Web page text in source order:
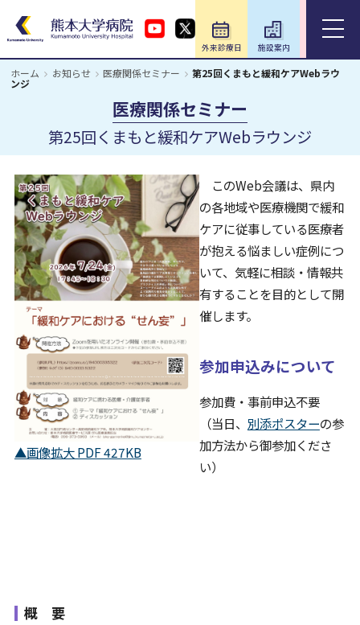
外来診療日 施設案内
ホーム お知らせ 医療関係セミナー 第25回くまもと緩和ケアWebラウ
ンジ
医療関係セミナー
第25回くまもと緩和ケアWebラウンジ
▲画像拡大 PDF 427KB
このWeb会議は、県内
の各地域や医療機関で緩和
ケアに従事している医療者
が抱える悩ましい症例につ
いて、気軽に相談・情報共
有することを目的として開
催します。
参加申込みについて
参加費・事前申込不要
（当日、 別添ポスターの参
加方法から御参加くださ
い）
概 要
外来のご案内
入院のご案内
診療科・部門
医療関係の方
教育・研究／研修
病院について
Foreign Language